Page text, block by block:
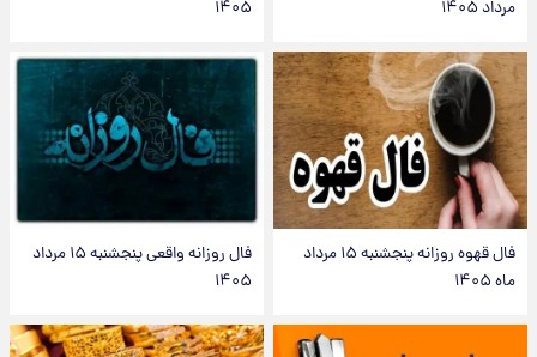
مرداد ۱۴۰۵
۱۴۰۵
فال قهوه روزانه پنجشنبه ۱۵ مرداد
ماه ۱۴۰۵
فال روزانه واقعی پنجشنبه ۱۵ مرداد
۱۴۰۵